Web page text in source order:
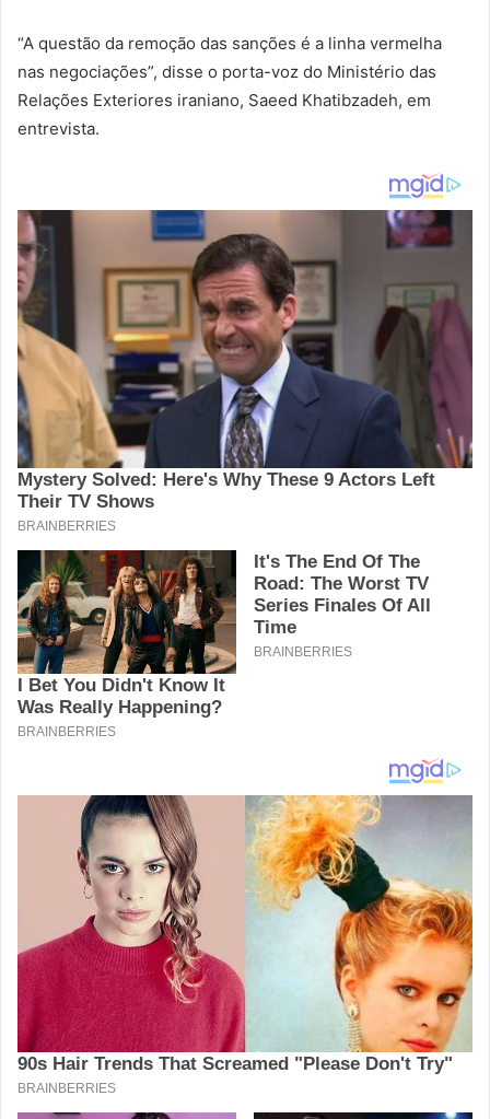
“A questão da remoção das sanções é a linha vermelha
nas negociações”, disse o porta-voz do Ministério das
Relações Exteriores iraniano, Saeed Khatibzadeh, em
entrevista.